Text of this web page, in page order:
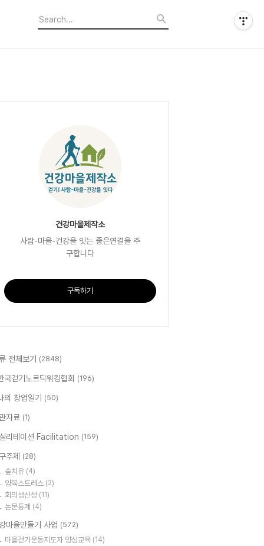
건강마을제작소
사람-마을-건강을 잇는 좋은연결을 추
구합니다
구독하기
전체보기 (2848)
국걷기노르딕워킹협회 (196)
의 창업일기 (50)
자료 (1)
리테이션 Facilitation (159)
주제 (28)
숲치유 (4)
양육스트레스 (2)
회의생산성 (11)
논문통계 (4)
마을만들기 사업 (572)
마을걷기운동지도자 양성교육 (14)